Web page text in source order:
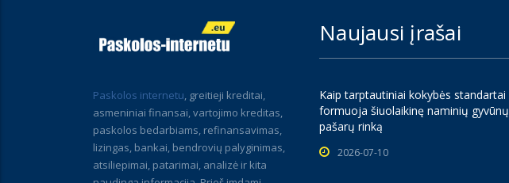
Paskolos internetu, greitieji kreditai,
asmeniniai finansai, vartojimo kreditas,
paskolos bedarbiams, refinansavimas,
lizingas, bankai, bendrovių palyginimas,
atsiliepimai, patarimai, analizė ir kita
Naujausi įrašai
Kaip tarptautiniai kokybės standartai
formuoja šiuolaikinę naminių gyvūnų
pašarų rinką
2026-07-10